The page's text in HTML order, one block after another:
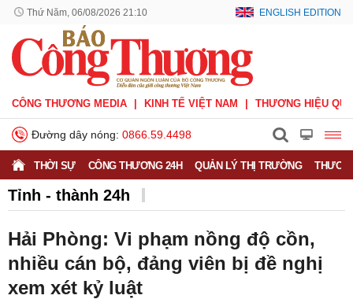
Thứ Năm, 06/08/2026 21:10 ENGLISH EDITION
CÔNG THƯƠNG MEDIA KINH TẾ VIỆT NAM THƯƠNG HIỆU
Đường dây nóng: 0866.59.4498
THỜI SỰ CÔNG THƯƠNG 24H QUẢN LÝ THỊ TRƯỜNG
Tỉnh - thành 24h
Hải Phòng: Vi phạm nồng độ cồn,
nhiều cán bộ, đảng viên bị đề nghị
xem xét kỷ luật